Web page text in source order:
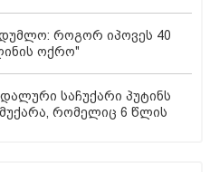
როგორ იპოვეს 40
ოქრო"
საჩუქარი პუტინს
რომელიც 6 წლის